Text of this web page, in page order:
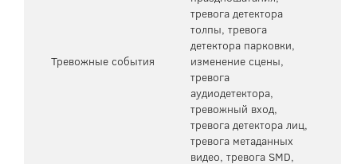
Тревожные события
тревога детектора
толпы, тревога
детектора парковки,
изменение сцены,
тревога
аудиодетектора,
тревожный вход,
тревога детектора лиц,
тревога метаданных
видео, тревога SMD,